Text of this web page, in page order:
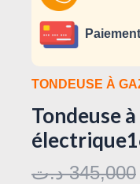
TONDEUSE À
Tondeuse
345,000 د.ت